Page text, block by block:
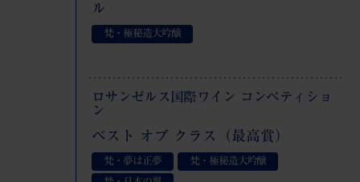
ル
梵・極秘造大吟醸
ロサンゼルス国際ワイン コンペティショ
ン
ベスト オブ クラス（最高賞）
梵・夢は正夢
梵・極秘造大吟醸